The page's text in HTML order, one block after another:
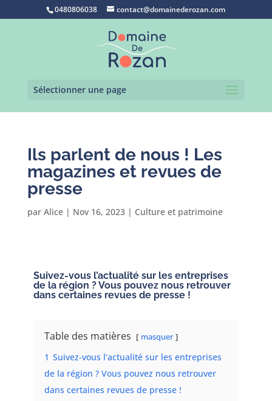
0480806038 contact@domainederozan.com
Sélectionner une page
Ils parlent de nous ! Les
magazines et revues de
presse
par Alice| Nov 16, 2023| Culture et patrimoine
Suivez-vous l’actualité sur les entreprises
de la région ? Vous pouvez nous retrouver
dans certaines revues de presse !
Table des matières masquer
1 Suivez-vous l’actualité sur les entreprises
de la région ? Vous pouvez nous retrouver
dans certaines revues de presse !